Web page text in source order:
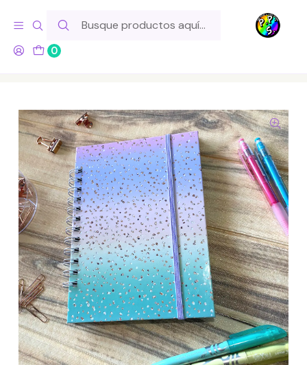
0
Hola! Si tu pedido incluye productos de fabricación propia,
ten en cuenta este tiempo para el despacho
Inicio Lo Hacemos Nosotros